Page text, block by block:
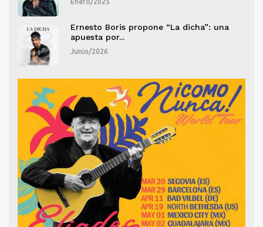
Enero/2025
Ernesto Boris propone “La dicha”: una
apuesta por...
Junio/2026